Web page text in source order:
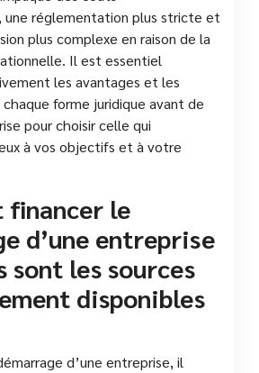
une réglementation plus stricte et
plus complexe en raison de la
Il est essentiel
les avantages et les
forme juridique avant de
pour choisir celle qui
à vos objectifs et à votre
financer le
d’une entreprise
sont les sources
disponibles
d’une entreprise, il